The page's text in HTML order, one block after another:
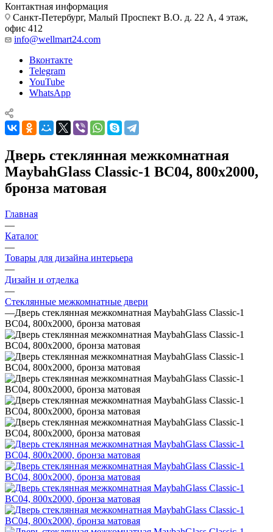
Контактная информация
Санкт-Петербург, Малый Проспект В.О. д. 22 А, 4 этаж,
офис 412
info@wellmart24.com
Вконтакте
Telegram
YouTube
WhatsApp
Дверь стеклянная межкомнатная
MaybahGlass Classic-1 BC04, 800х2000,
бронза матовая
Главная
—
Каталог
—
Товары для дизайна интерьера
—
Дизайн и отделка
—
Стеклянные межкомнатные двери
—Дверь стеклянная межкомнатная MaybahGlass Classic-1
BC04, 800х2000, бронза матовая